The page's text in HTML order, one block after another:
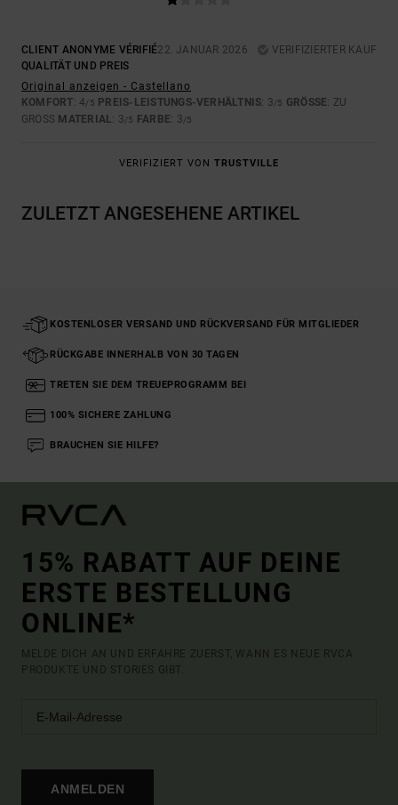
CLIENT ANONYME VÉRIFIÉ22. JANUAR 2026
VERIFIZIERTER KAUF
QUALITÄT UND PREIS
Original anzeigen - Castellano
KOMFORT: 4/5 PREIS-LEISTUNGS-VERHÄLTNIS: 3/5 GRÖSSE : ZU
GROSS MATERIAL: 3/5 FARBE: 3/5
VERIFIZIERT VON TRUSTVILLE
ZULETZT ANGESEHENE ARTIKEL
KOSTENLOSER VERSAND UND RÜCKVERSAND FÜR MITGLIEDER
RÜCKGABE INNERHALB VON 30 TAGEN
TRETEN SIE DEM TREUEPROGRAMM BEI
100% SICHERE ZAHLUNG
BRAUCHEN SIE HILFE?
15% RABATT AUF DEINE
ERSTE BESTELLUNG
ONLINE*
MELDE DICH AN UND ERFAHRE ZUERST, WANN ES NEUE RVCA
PRODUKTE UND STORIES GIBT.
ANMELDEN